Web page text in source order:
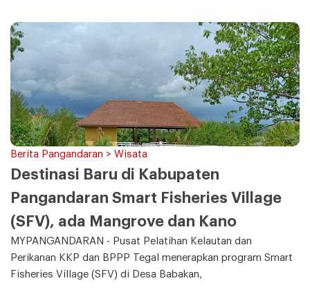
Berita Pangandaran > Wisata
Destinasi Baru di Kabupaten
Pangandaran Smart Fisheries Village
(SFV), ada Mangrove dan Kano
MYPANGANDARAN - Pusat Pelatihan Kelautan dan
Perikanan KKP dan BPPP Tegal menerapkan program Smart
Fisheries Village (SFV) di Desa Babakan,